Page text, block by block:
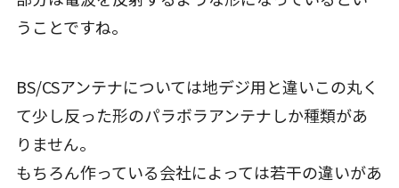
うことですね。
BS/CSアンテナについては地デジ用と違いこの丸く
て少し反った形のパラボラアンテナしか種類があ
りません。
もちろん作っている会社によっては若干の違いがあ